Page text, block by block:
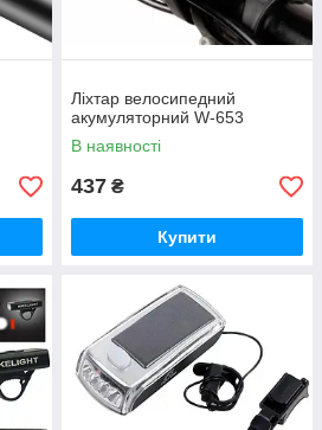
Ліхтар велосипедний
акумуляторний W-653
В наявності
437 ₴
Купити